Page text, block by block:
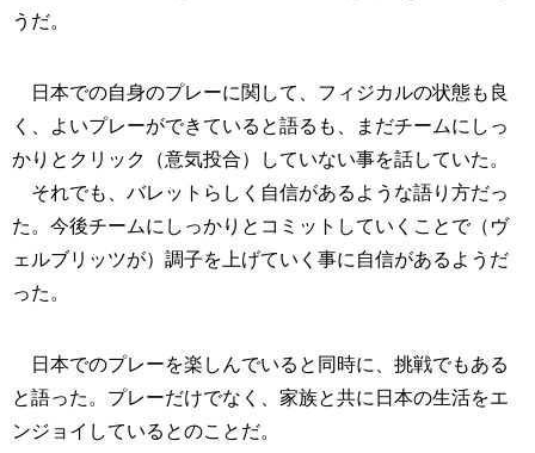
うだ。
日本での自身のプレーに関して、フィジカルの状態も良
く、よいプレーができていると語るも、まだチームにしっ
かりとクリック（意気投合）していない事を話していた。
それでも、バレットらしく自信があるような語り方だっ
た。今後チームにしっかりとコミットしていくことで（ヴ
ェルブリッツが）調子を上げていく事に自信があるようだ
った。
日本でのプレーを楽しんでいると同時に、挑戦でもある
と語った。プレーだけでなく、家族と共に日本の生活をエ
ンジョイしているとのことだ。